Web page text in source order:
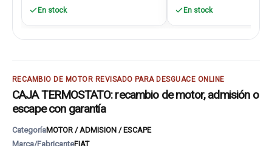
En stock En stock
RECAMBIO DE MOTOR REVISADO PARA DESGUACE ONLINE
CAJA TERMOSTATO: recambio de motor, admisión o
escape con garantía
CategoríaMOTOR / ADMISION / ESCAPE
Marca/FabricanteFIAT